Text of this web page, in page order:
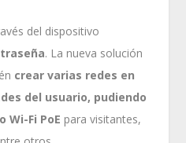
del dispositivo
. La nueva solución
crear varias redes en
del usuario, pudiendo
Wi-Fi PoE para visitantes,